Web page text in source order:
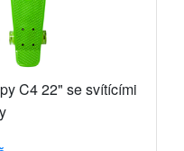
C4 22" se svítícími